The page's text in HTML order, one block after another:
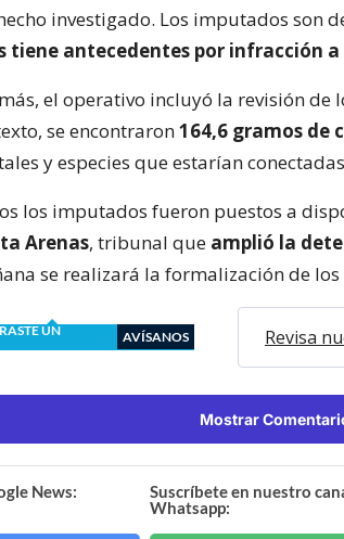
investigado. Los imputados son
tiene antecedentes por infracción a
el operativo incluyó la revisión de
se encontraron164,6 gramos de
y especies que estarían
los imputados fueron puestos a
Arenas, tribunal que amplió la
se realizará la formalización de
UN
AVÍSANOS Revisa
Mostrar
News:
Suscríbete en nuestro
Whatsapp: